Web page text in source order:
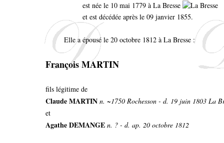
est née le 10 mai 1779 à La Bresse
et est décédée après le 09 janvier 1855.
Elle a épousé le 20 octobre 1812 à La Bresse :
François MARTIN
fils légitime de
Claude MARTIN n. ~1750 Rochesson - d. 19 juin 1803 La
et
Agathe DEMANGE n. ? - d. ap. 20 octobre 1812